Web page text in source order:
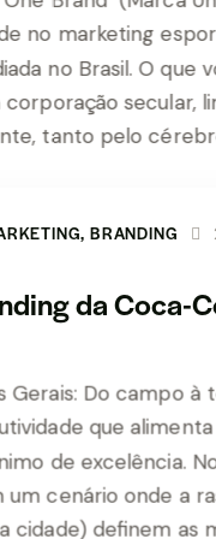
,BRANDING
da Coca-